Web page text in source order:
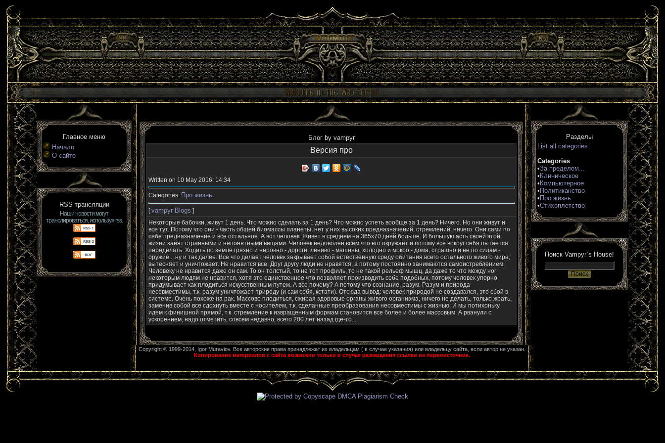
Главное меню
Начало
О сайте
RSS трансляции
Наши новости могут
транслироваться, используя rss.
Блог by vampyr
Версия про
Written on 10 May 2016: 14:34
Categories: Про жизнь
[vampyr Blogs ]
Некоторые бабочки, живут 1 день. Что можно сделать за 1 день? Что можно успеть вообще за 1 день? Ничего. Но они живут и
все тут. Потому что они - часть общей биомассы планеты, нет у них высоких предназначений, стремлений, ничего. Они сами по
себе предназначение и все остальное. А вот человек. Живет в среднем на 365х70 дней больше. И большую асть своей этой
жизни занят странными и непонятными вещами. Человек недоволен всем что его окружает и потому все вокруг себя пытается
переделать. Ходить по земле грязно и неровно - дороги, лениво - машины, холодно и мокро - дома, страшно и не по силам -
оружие... ну и так далее. Все что делает человек закрывает собой естественную среду обитания всего остального живого мира,
вытесняет и уничтожает. Не нравится все. Друг другу люди не нравятся, а потому постоянно занимаются самоистреблением.
Человеку не нравится даже он сам. То он толстый, то не тот профиль, то не такой рельеф мышц, да даже то что между ног
некоторым людям не нравится, хотя это единственное что позволяет производить себе подобных, потому человек упорно
придумывает как плодиться искусственным путем. А все почему? А потому что сознание, разум. Разум и природа
несовместимы, т.к. разум уничтожает природу (и сам себя, кстати). Отсюда вывод: человек природой не создавался, это сбой в
системе. Очень похоже на рак. Массово плодиться, сжирая здоровые органы живого организма, ничего не делать, только жрать,
заменив собой все сдохнуть вместе с носителем, т.к. сделанные преобразования несовместимы с жизнью. И мы потихоньку
идем к финишной прямой, т.к. стремление к извращенным формам становится все более и более массовым. А рванули с
ускорением, надо отметить, совсем недавно, всего 200 лет назад где-то...
Разделы
List all categories
Categories
•За пределом...
• Клиническое
• Компьютерное
• Политиканство
• Про жизнь
•Стихоплетство
Поиск Vampyr`s House!
Copyright © 1999-2014, Igor Muraviov. Все авторские права принадлежат их владельцам ( в случае указания) или владельцу сайта, если автор не указан.
Копирование материалов с сайта возможно только в случае размещения ссылки на первоисточник.